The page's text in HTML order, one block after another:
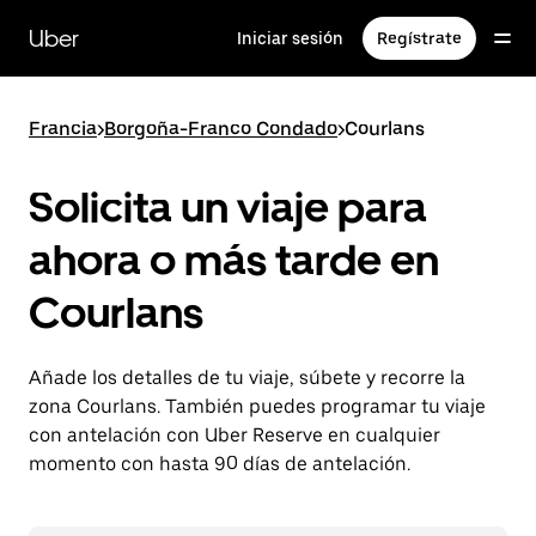
contenido
principal
Uber Iniciar sesión Regístrate
Francia>Borgoña-Franco Condado>Courlans
Solicita un viaje para
ahora o más tarde en
Courlans
Añade los detalles de tu viaje, súbete y recorre la
zona Courlans. También puedes programar tu viaje
con antelación con Uber Reserve en cualquier
momento con hasta 90 días de antelación.